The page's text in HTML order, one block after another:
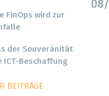
FinOps wird zur
der Souveränität
ICT-Beschaffung
BEITRÄGE